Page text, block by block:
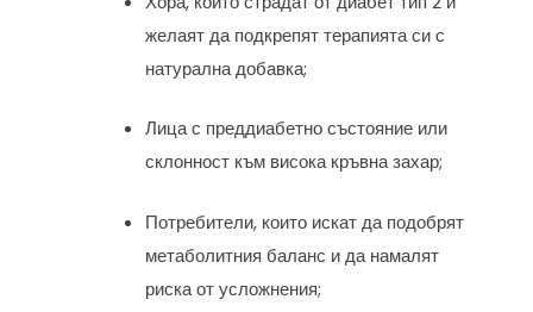
желаят да подкрепят терапията си с
натурална добавка;
Лица с преддиабетно състояние или
склонност към висока кръвна захар;
Потребители, които искат да подобрят
метаболитния баланс и да намалят
риска от усложнения;